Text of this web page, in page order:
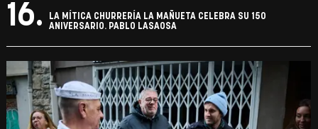
16.
LA MÍTICA CHURRERÍA LA MAÑUETA CELEBRA SU 150
ANIVERSARIO. PABLO LASAOSA